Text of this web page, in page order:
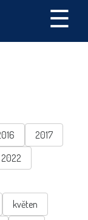
☰
2017
2022
květen